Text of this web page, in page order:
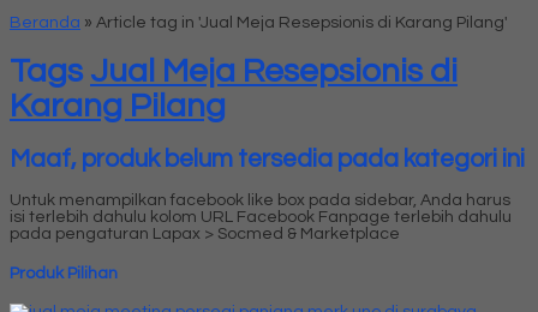
Beranda » Article tag in 'Jual Meja Resepsionis di Karang Pilang'
Tags Jual Meja Resepsionis di
Karang Pilang
Maaf, produk belum tersedia pada kategori ini
Untuk menampilkan facebook like box pada sidebar, Anda harus
isi terlebih dahulu kolom URL Facebook Fanpage terlebih dahulu
pada pengaturan Lapax > Socmed & Marketplace
Produk Pilihan